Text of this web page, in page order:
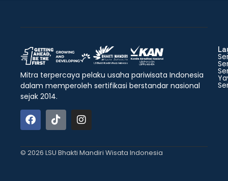
Mitra terpercaya pelaku usaha pariwisata Indonesia
dalam memperoleh sertifikasi berstandar nasional
sejak 2014.
© 2026 LSU Bhakti Mandiri Wisata Indonesia